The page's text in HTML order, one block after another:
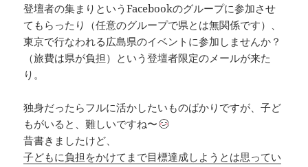
登壇者の集まりというFacebookのグループに参加させ
てもらったり（任意のグループで県とは無関係です）、
東京で行なわれる広島県のイベントに参加しませんか？
（旅費は県が負担）という登壇者限定のメールが来た
り。
独身だったらフルに活かしたいものばかりですが、子ど
もがいると、難しいですね〜
昔書きましたけど、
子どもに負担をかけてまで目標達成しようとは思ってい